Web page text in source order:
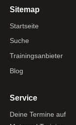
Sitemap
Startseite
Suche
Trainingsanbieter
Blog
Service
Deine Termine auf